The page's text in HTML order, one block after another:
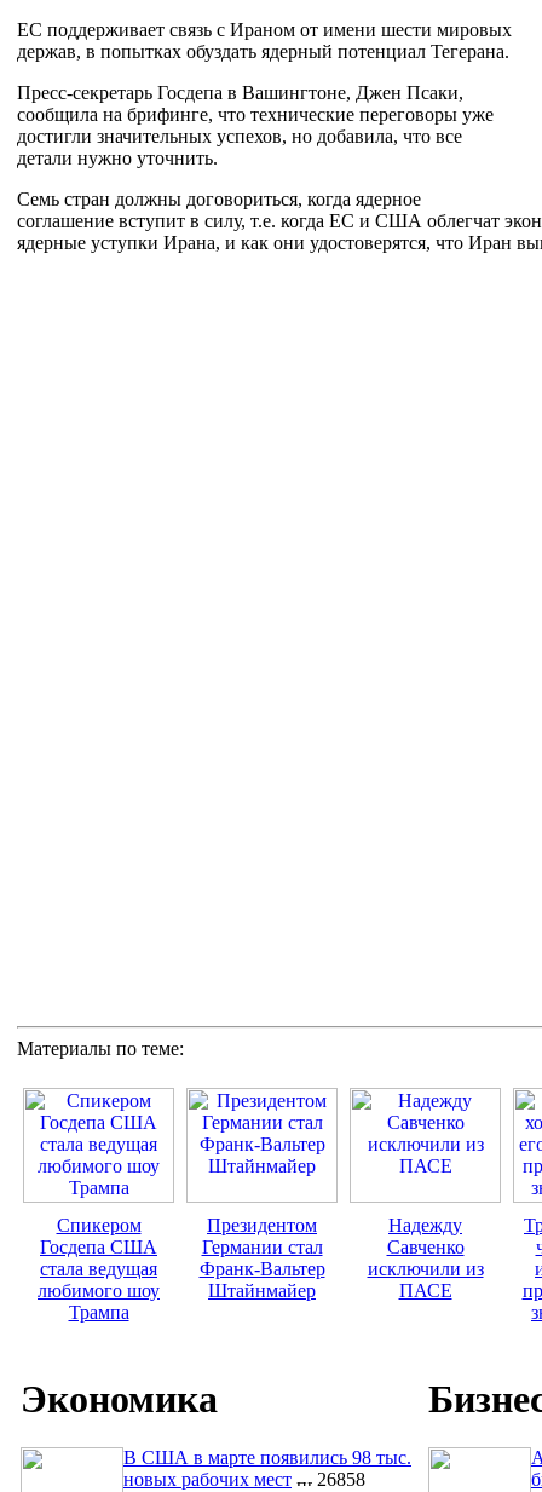
ЕС поддерживает связь с Ираном от имени шести мировых
держав, в попытках обуздать ядерный потенциал Тегерана.
Пресс-секретарь Госдепа в Вашингтоне, Джен Псаки,
сообщила на брифинге, что технические переговоры уже
достигли значительных успехов, но добавила, что все
детали нужно уточнить.
Семь стран должны договориться, когда ядерное
соглашение вступит в силу, т.е. когда ЕС и США облегчат
ядерные уступки Ирана, и как они удостоверятся, что Иран
Материалы по теме:
Спикером
Госдепа США
стала ведущая
любимого шоу
Трампа
Президентом
Германии стал
Франк-Вальтер
Штайнмайер
Надежду
Савченко
исключили из
ПАСЕ
Экономика
В США в марте появились 98 тыс.
новых рабочих мест
26858